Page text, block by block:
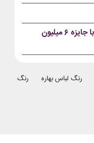
مسابقه بادی اسپینر برای طراحان با جایزه ۶ میلیون
رنگ لباس بهاره رنگ لباس